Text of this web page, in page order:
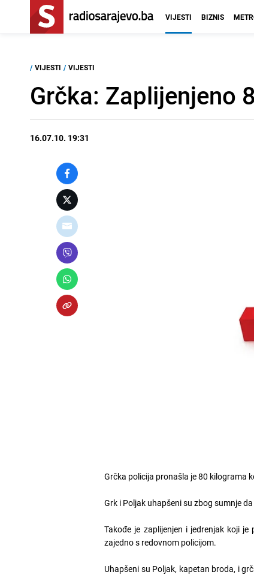
VIJESTI BIZNIS
/ VIJESTI / VIJESTI
Grčka: Zaplijenjeno
16.07.10. 19:31
Grčka policija pronašla je 80 kilograma
Grk i Poljak uhapšeni su zbog sumnje
Takođe je zaplijenjen i jedrenjak koji
zajedno s redovnom policijom.
Uhapšeni su Poljak, kapetan broda, i